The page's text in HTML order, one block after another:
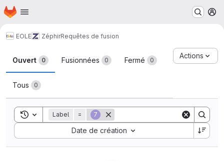
Passer au contenu principal
Page d'accueil
EOLE ZéphirRequêtes de fusion
Requêtes de fusion
Ouvert 0 Fusionnées 0 Fermé 0
Tous 0
Actions
Toggle search history
Label = 7
Date de création
Sort by: